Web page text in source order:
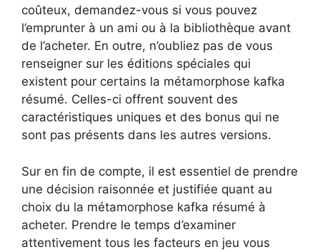
coûteux, demandez-vous si vous pouvez
l’emprunter à un ami ou à la bibliothèque avant
de l’acheter. En outre, n’oubliez pas de vous
renseigner sur les éditions spéciales qui
existent pour certains la métamorphose kafka
résumé. Celles-ci offrent souvent des
caractéristiques uniques et des bonus qui ne
sont pas présents dans les autres versions.
Sur en fin de compte, il est essentiel de prendre
une décision raisonnée et justifiée quant au
choix du la métamorphose kafka résumé à
acheter. Prendre le temps d’examiner
attentivement tous les facteurs en jeu vous